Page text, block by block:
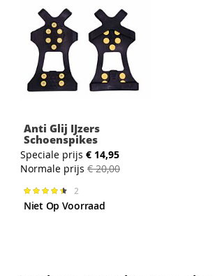
Anti Glij IJzers
Schoenspikes
Speciale prijs € 14,95
Normale prijs € 20,00
Waardering:
90%
2
Niet Op Voorraad